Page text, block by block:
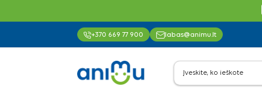
+370 669 77 900 labas@animu.lt